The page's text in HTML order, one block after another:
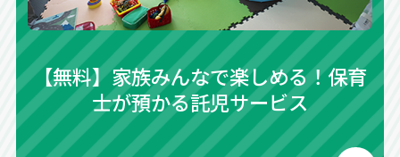
【無料】家族みんなで楽しめる！保育
士が預かる託児サービス